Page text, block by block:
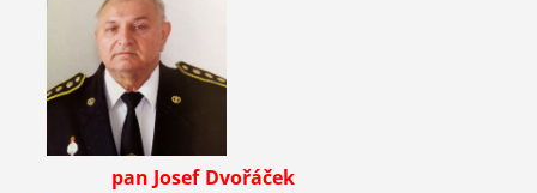
pan Josef Dvořáček